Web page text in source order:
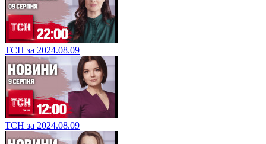
ТСН за 2024.08.09
ТСН за 2024.08.09